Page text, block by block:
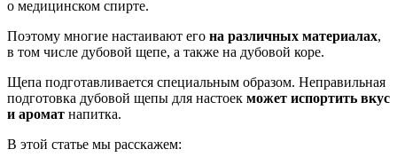
о медицинском спирте.
Поэтому многие настаивают его на различных материалах,
в том числе дубовой щепе, а также на дубовой коре.
Щепа подготавливается специальным образом. Неправильная
подготовка дубовой щепы для настоек может испортить вкус
и аромат напитка.
В этой статье мы расскажем: